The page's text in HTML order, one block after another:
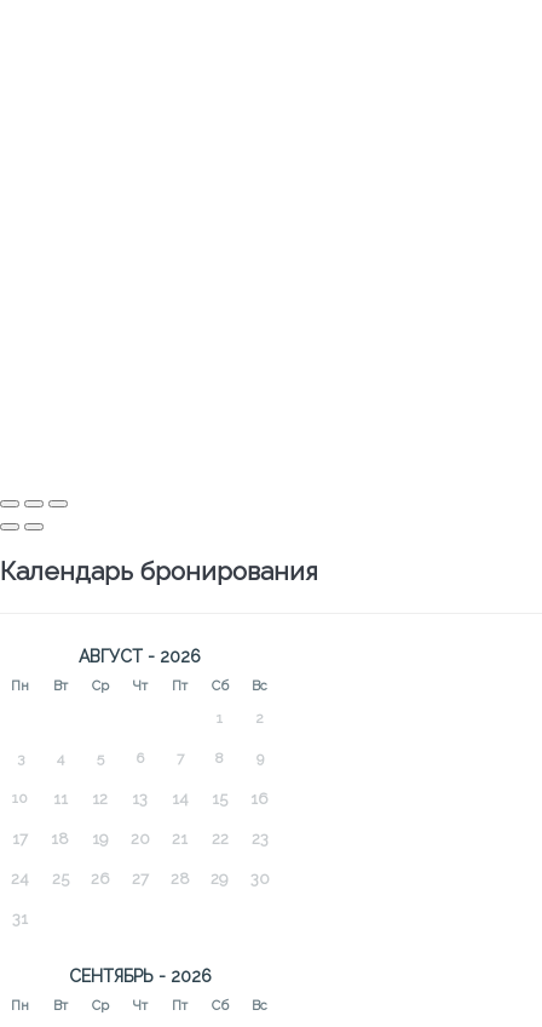
Календарь бронирования
АВГУСТ - 2026
Пн Вт Ср Чт Пт Сб Вс
1 2
3 4 5 6 7 8 9
10 11 12 13 14 15 16
17 18 19 20 21 22 23
24 25 26 27 28 29 30
31
СЕНТЯБРЬ - 2026
Пн Вт Ср Чт Пт Сб Вс